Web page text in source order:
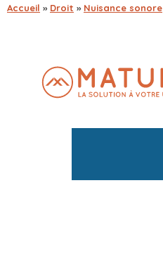
Accueil » Droit » Nuisance sonore